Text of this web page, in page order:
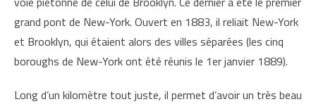
grand pont de New-York. Ouvert en 1883, il reliait New-York
et Brooklyn, qui étaient alors des villes séparées (les cinq
boroughs de New-York ont été réunis le 1er janvier 1889).
Long d’un kilomètre tout juste, il permet d’avoir un très beau